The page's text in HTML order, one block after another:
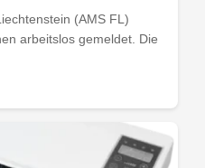
(AMS FL)
arbeitslos gemeldet. Die